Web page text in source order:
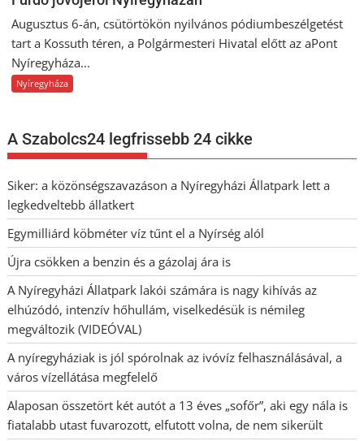
Augusztus 6-án, csütörtökön nyilvános pódiumbeszélgetést
tart a Kossuth téren, a Polgármesteri Hivatal előtt az aPont
Nyíregyháza...
Nyíregyháza
A Szabolcs24 legfrissebb 24 cikke
Siker: a közönségszavazáson a Nyíregyházi Állatpark lett a
legkedveltebb állatkert
Egymilliárd köbméter víz tűnt el a Nyírség alól
Újra csökken a benzin és a gázolaj ára is
A Nyíregyházi Állatpark lakói számára is nagy kihívás az
elhúzódó, intenzív hőhullám, viselkedésük is némileg
megváltozik (VIDEÓVAL)
A nyíregyháziak is jól spórolnak az ivóvíz felhasználásával, a
város vízellátása megfelelő
Alaposan összetört két autót a 13 éves „sofőr”, aki egy nála is
fiatalabb utast fuvarozott, elfutott volna, de nem sikerült